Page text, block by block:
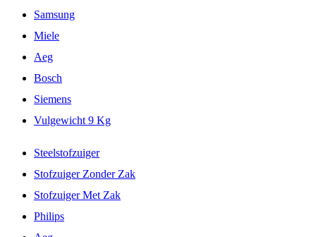
Samsung
Miele
Aeg
Bosch
Siemens
Vulgewicht 9 Kg
Steelstofzuiger
Stofzuiger Zonder Zak
Stofzuiger Met Zak
Philips